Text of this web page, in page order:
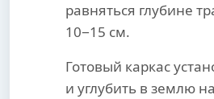
равняться глубине
10−15 см.
Готовый каркас
и углубить в землю